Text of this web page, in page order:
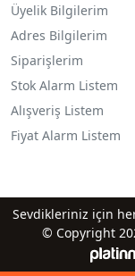
Üyelik Bilgilerim
Adres Bilgilerim
Siparişlerim
Stok Alarm Listem
Alışveriş Listem
Fiyat Alarm Listem
Sevdikleriniz için
© Copyright